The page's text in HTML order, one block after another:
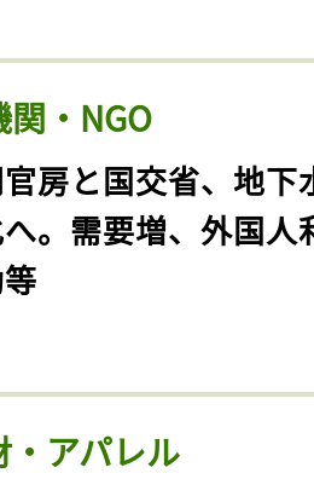
・NGO
官房と国交省、地下
。需要増、外国人
アパレル